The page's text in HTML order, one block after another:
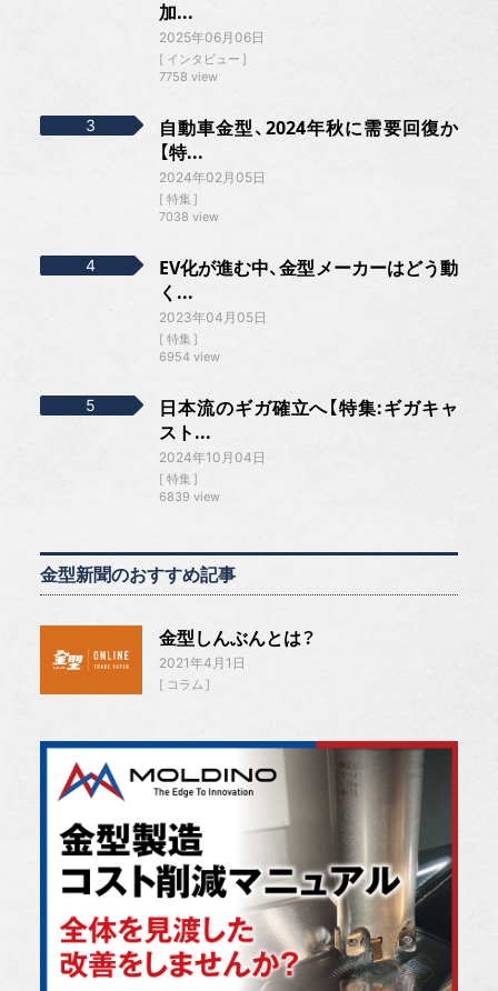
加...
2025年06月06日
インタビュー
7758 view
自動車金型、2024年秋に需要回復か
【特...
2024年02月05日
特集
7038 view
EV化が進む中、金型メーカーはどう動
く...
2023年04月05日
特集
6954 view
日本流のギガ確立へ【特集:ギガキャ
スト...
2024年10月04日
特集
6839 view
金型新聞のおすすめ記事
金型しんぶんとは？
2021年4月1日
コラム